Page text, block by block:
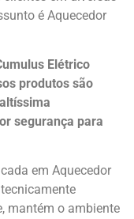
é Aquecedor
Elétrico
produtos são
segurança para
em Aquecedor
mantém o ambiente